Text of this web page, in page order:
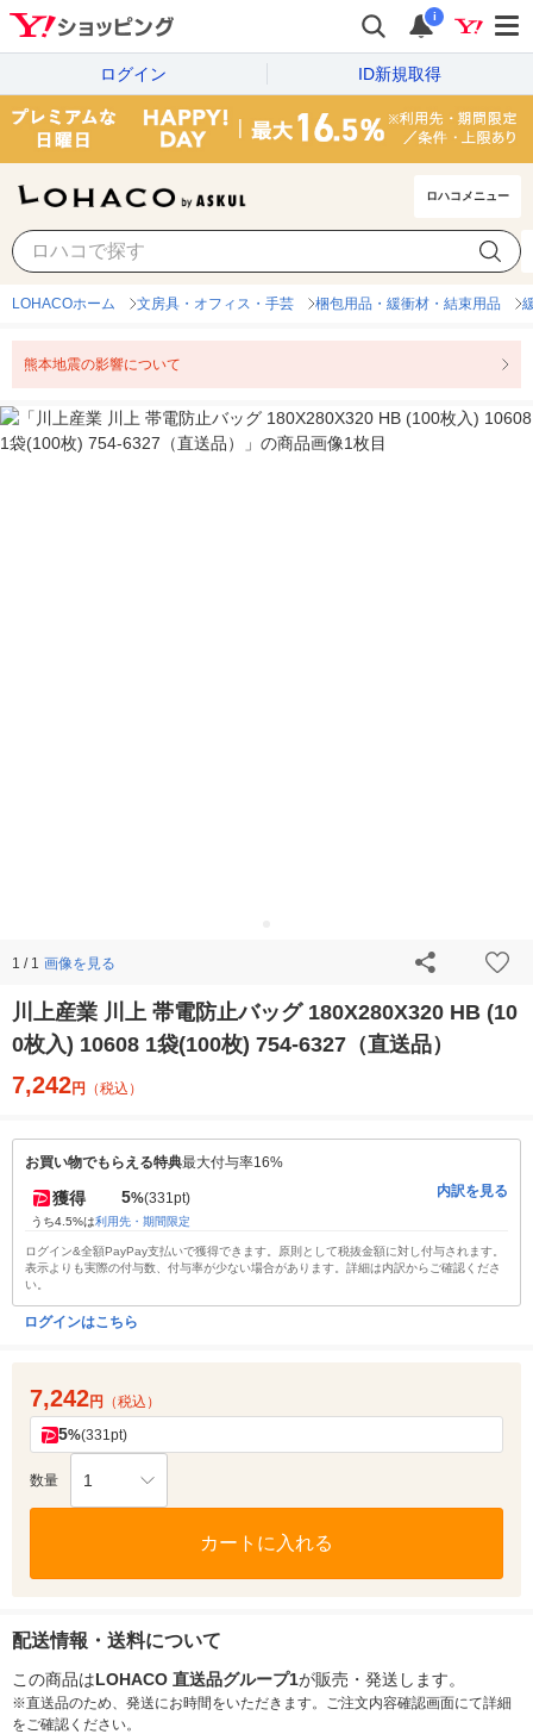
i
ログイン ID新規取得
ロハコメニュー
LOHACOホーム 文房具・オフィス・手芸 梱包用品・緩衝材・結束用品
熊本地震の影響について
1 / 1 画像を見る
川上産業 川上 帯電防止バッグ 180X280X320 HB (10
0枚入) 10608 1袋(100枚) 754-6327（直送品）
7,242円 （税込）
お買い物でもらえる特典最大付与率16%
獲得 5%(331pt)
うち4.5%は利用先・期間限定
内訳を見る
ログイン&全額PayPay支払いで獲得できます。原則として税抜金額に対し付与されます。
表示よりも実際の付与数、付与率が少ない場合があります。詳細は内訳からご確認くださ
い。
ログインはこちら
7,242円 （税込）
5%(331pt)
数量 1
カートに入れる
配送情報・送料について
この商品はLOHACO 直送品グループ1が販売・発送します。
※直送品のため、発送にお時間をいただきます。ご注文内容確認画面にて詳細
をご確認ください。